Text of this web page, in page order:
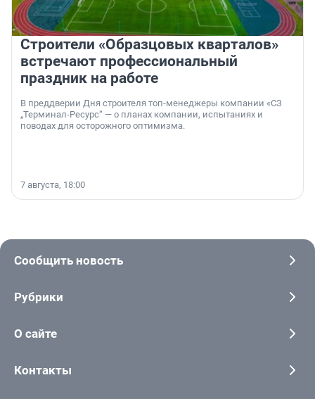
Строители «Образцовых кварталов»
встречают профессиональный
праздник на работе
В преддверии Дня строителя топ-менеджеры компании «СЗ
„Терминал-Ресурс“ — о планах компании, испытаниях и
поводах для осторожного оптимизма.
7 августа, 18:00
Сообщить новость
Рубрики
О сайте
Контакты